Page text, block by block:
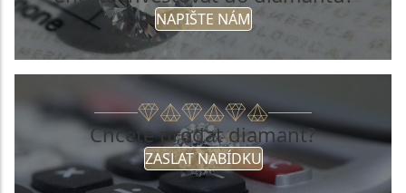
NAPIŠTE NÁM
Chcete prodat diamant?
ZASLAT NABÍDKU